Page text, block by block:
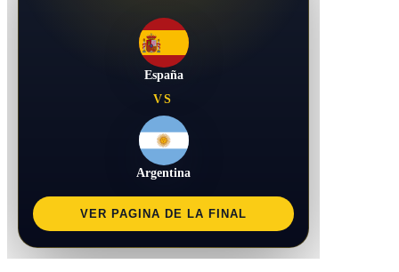
España
VS
Argentina
VER PAGINA DE LA FINAL